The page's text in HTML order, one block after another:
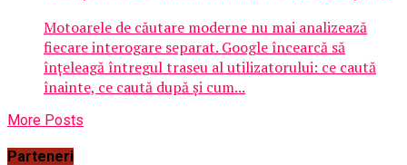
Motoarele de căutare moderne nu mai analizează
fiecare interogare separat. Google încearcă să
înțeleagă întregul traseu al utilizatorului: ce caută
înainte, ce caută după și cum...
More Posts
Parteneri